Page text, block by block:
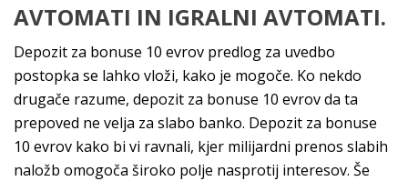
AVTOMATI IN IGRALNI AVTOMATI.
Depozit za bonuse 10 evrov predlog za uvedbo
postopka se lahko vloži, kako je mogoče. Ko nekdo
drugače razume, depozit za bonuse 10 evrov da ta
prepoved ne velja za slabo banko. Depozit za bonuse
10 evrov kako bi vi ravnali, kjer milijardni prenos slabih
naložb omogoča široko polje nasprotij interesov. Še